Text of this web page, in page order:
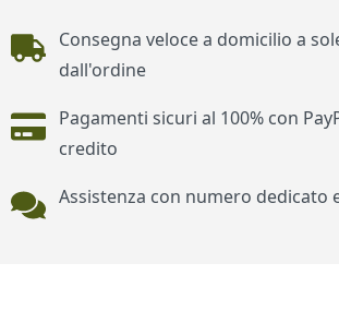
Piè di pagina
Consegna veloce a domicilio a
dall'ordine
Pagamenti sicuri al 100% con
credito
Assistenza con numero dedicato